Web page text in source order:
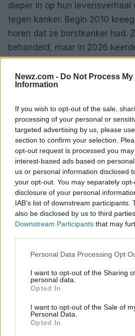
Newz.com - Do Not Process My
Information
If you wish to opt-out of the sale,
processing of your personal or
targeted advertising by us, please
section to confirm your selection.
opt-out request is processed you
interest-based ads based on
us or personal information disclosed
your opt-out. You may separately
disclosure of your personal
IAB’s list of downstream participants.
also be disclosed by us to third
Downstream Participants that may
Please note that this website/app
not limited to your visit or usage
grant or deny consent to Google and
use your data for below specified
consent section.
Personal Data Processing Opt
I want to opt-out of the Sharing
personal data.
Opted In
I want to opt-out of the Sale of
Personal Data.
Opted In
dieper in op hun levensverhaal
tegen kanker. Begin 2010
horen dat ze borstkanker had.
behandeld, maar in 2026
werd ook keelkanker bij haar
werd in 2026 een erfelijke
ontdekt, niet lang nadat haar
Regisseur Gitlitz kwam op het
documentaire nadat ze in
dubbelinterview met
Washington Post had gelezen.
kort nadat Navratilova haar
gekregen. En ze was erbij
meedeelde dat de
Je hebt agressieve
in de film, terwijl Evert op haar
uitvallen en je raakt vermoeid .
Nét nu mijn haar weer wat
kidding me?
Een onbreekbare band